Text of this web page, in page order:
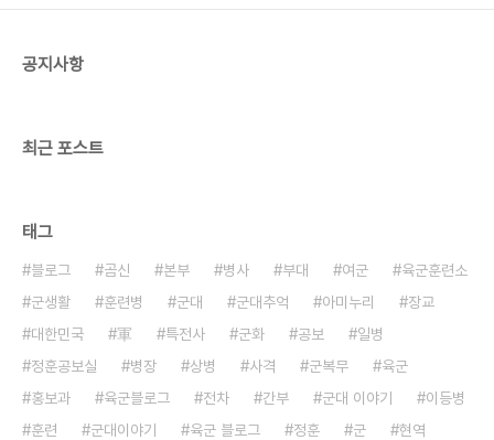
공지사항
최근 포스트
태그
블로그 곰신 본부 병사 부대 여군
육군훈련소
군생활
훈련병 군대 군대추억 아미누리
장교
대한민국
軍 특전사 군화 공보
일병
정훈공보실
병장 상병 사격 군복무
육군
홍보과
육군블로그 전차 간부 군대 이야기
이등병
훈련
군대이야기 육군 블로그 정훈 군
현역